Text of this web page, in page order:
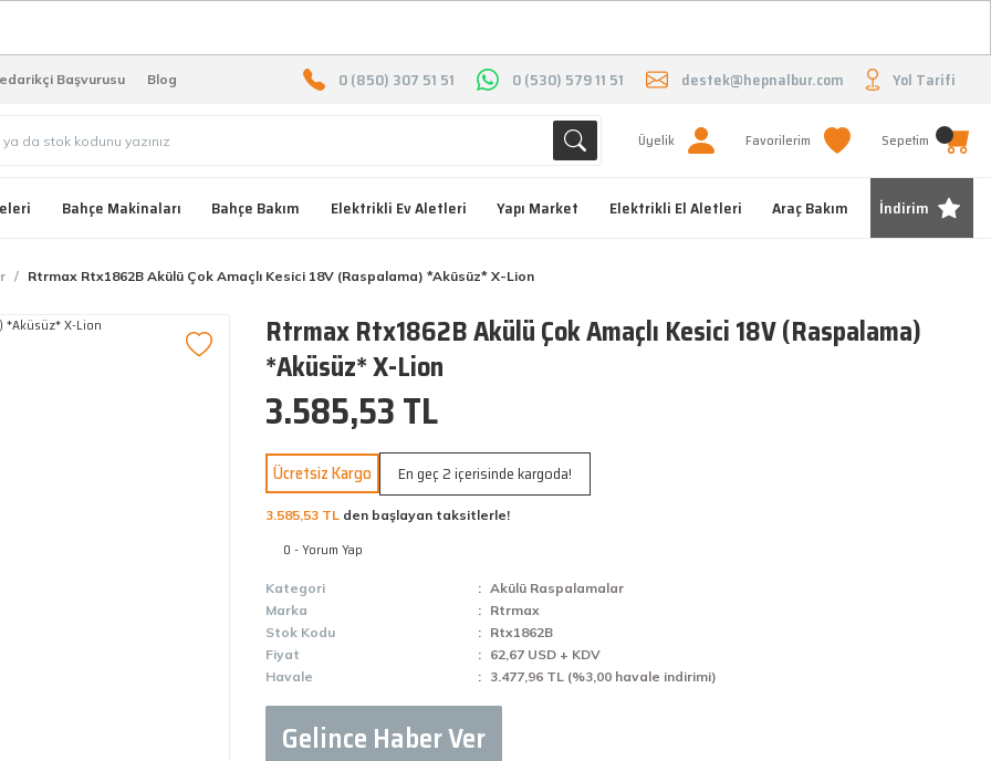
Başvurusu Blog 0 (850) 307 51 51 0 (530) 579 11 51 destek@hepnalbur.com Yol Tarifi
Üyelik Favorilerim Sepetim
Bahçe Makinaları Bahçe Bakım Elektrikli Ev Aletleri Yapı Market Elektrikli El Aletleri Araç Bakım İndirim
Rtrmax Rtx1862B Akülü Çok Amaçlı Kesici 18V (Raspalama) *Aküsüz* X-Lion
Rtrmax Rtx1862B Akülü Çok Amaçlı Kesici 18V (Raspalama)
*Aküsüz* X-Lion
3.585,53 TL
Ücretsiz Kargo En geç 2 içerisinde kargoda!
3.585,53 TL den başlayan taksitlerle!
0 - Yorum Yap
Kategori
Akülü Raspalamalar
Marka
Rtrmax
Stok Kodu
Rtx1862B
Fiyat
62,67 USD + KDV
Havale
3.477,96 TL (%3,00 havale indirimi)
Gelince Haber Ver